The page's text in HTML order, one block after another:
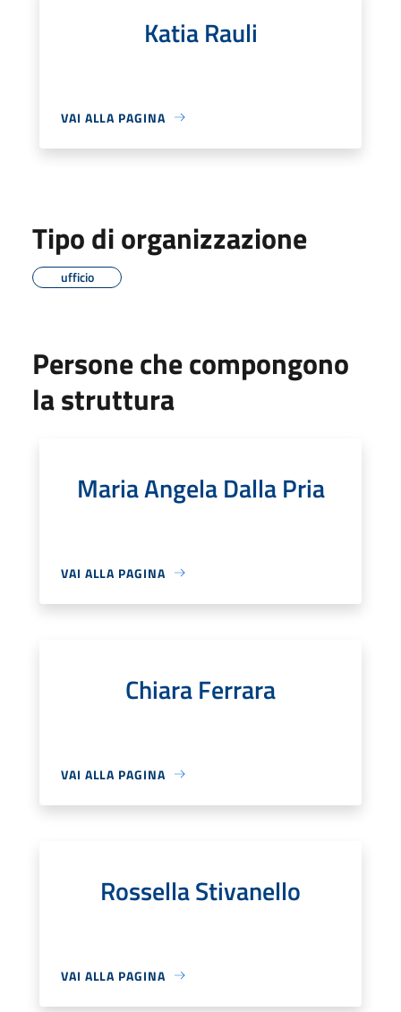
Katia Rauli
VAI ALLA PAGINA
Tipo di organizzazione
ufficio
Persone che compongono
la struttura
Maria Angela Dalla Pria
VAI ALLA PAGINA
Chiara Ferrara
VAI ALLA PAGINA
Rossella Stivanello
VAI ALLA PAGINA